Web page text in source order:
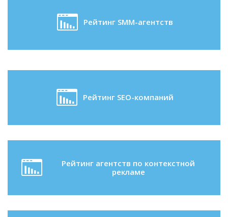
Рейтинг SMM-агентств
Рейтинг SEO-компаний
Рейтинг агентств по контекстной
рекламе